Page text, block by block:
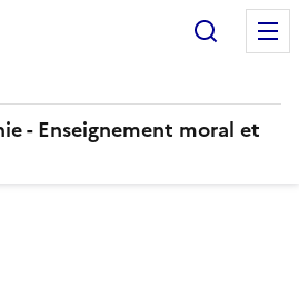
- Enseignement moral et